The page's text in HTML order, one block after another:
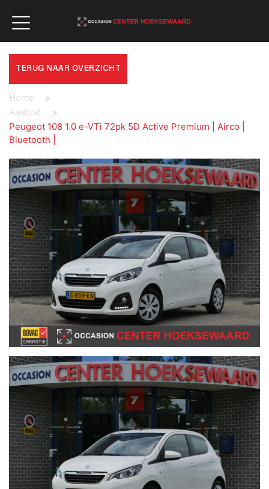
TERUG NAAR OVERZICHT
Home
>
Aanbod
>
Peugeot 108 1.0 e-VTi 72pk 5D Active Premium | Airco |
Bluetooth |